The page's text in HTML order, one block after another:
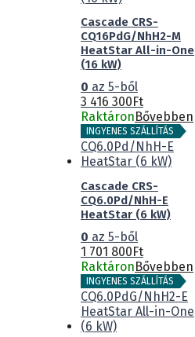
Cascade CRS-
CQ16PdG/NhH2-M
HeatStar All-in-One
(16 kW)
0 az 5-ből
3 416 300 Ft
Raktáron Bővebben
INGYENES SZÁLLÍTÁS
Cascade CRS-
CQ6.0Pd/NhH-E
HeatStar (6 kW)
0 az 5-ből
1 701 800Ft
RaktáronBővebben
INGYENES SZÁLLÍTÁS